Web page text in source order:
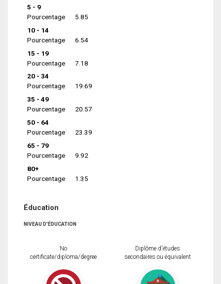
5 - 9
Pourcentage
5.85
10 - 14
Pourcentage
6.54
15 - 19
Pourcentage
7.18
20 - 34
Pourcentage
19.69
35 - 49
Pourcentage
20.57
50 - 64
Pourcentage
23.39
65 - 79
Pourcentage
9.92
80+
Pourcentage
1.35
Éducation
NIVEAU D'ÉDUCATION
No
certificate/diploma/degree
Diplôme d'études
secondaires ou équivalent